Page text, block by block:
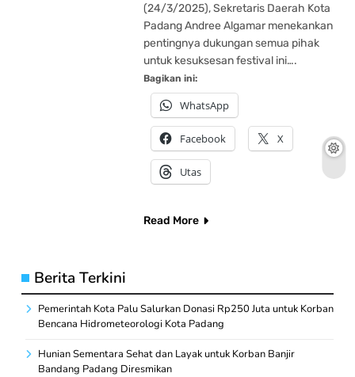
(24/3/2025), Sekretaris Daerah Kota
Padang Andree Algamar menekankan
pentingnya dukungan semua pihak
untuk kesuksesan festival ini….
Bagikan ini:
WhatsApp
Facebook X
Utas
Read More
Berita Terkini
Pemerintah Kota Palu Salurkan Donasi Rp250 Juta untuk Korban
Bencana Hidrometeorologi Kota Padang
Hunian Sementara Sehat dan Layak untuk Korban Banjir
Bandang Padang Diresmikan